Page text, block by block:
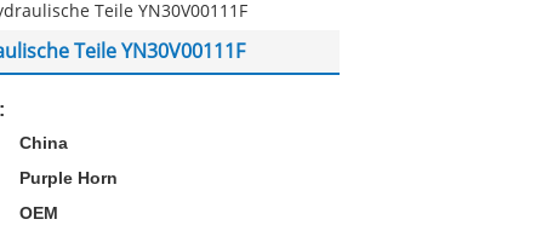
Teile YN30V00111F
Teile YN30V00111F
China
Purple Horn
OEM